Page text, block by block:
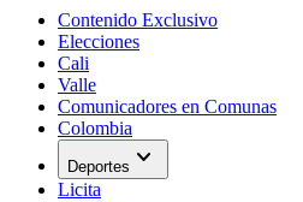
Contenido Exclusivo
Elecciones
Cali
Valle
Comunicadores en Comunas
Colombia
Deportes expand_more
Licita